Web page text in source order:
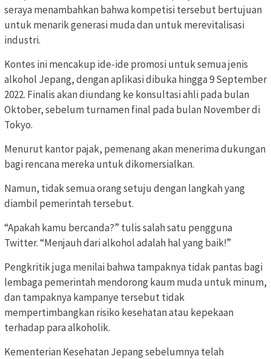
seraya menambahkan bahwa kompetisi tersebut bertujuan
untuk menarik generasi muda dan untuk merevitalisasi
industri.
Kontes ini mencakup ide-ide promosi untuk semua jenis
alkohol Jepang, dengan aplikasi dibuka hingga 9 September
2022. Finalis akan diundang ke konsultasi ahli pada bulan
Oktober, sebelum turnamen final pada bulan November di
Tokyo.
Menurut kantor pajak, pemenang akan menerima dukungan
bagi rencana mereka untuk dikomersialkan.
Namun, tidak semua orang setuju dengan langkah yang
diambil pemerintah tersebut.
“Apakah kamu bercanda?” tulis salah satu pengguna
Twitter. “Menjauh dari alkohol adalah hal yang baik!”
Pengkritik juga menilai bahwa tampaknya tidak pantas bagi
lembaga pemerintah mendorong kaum muda untuk minum,
dan tampaknya kampanye tersebut tidak
mempertimbangkan risiko kesehatan atau kepekaan
terhadap para alkoholik.
Kementerian Kesehatan Jepang sebelumnya telah